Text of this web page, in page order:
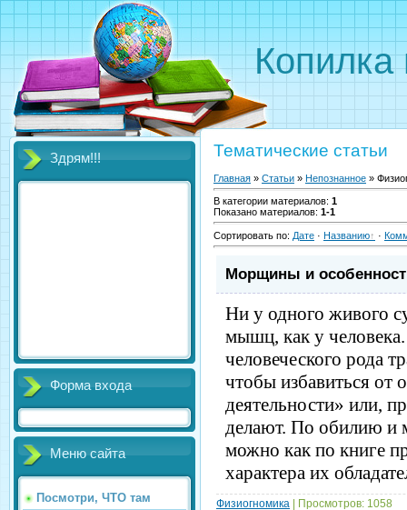
Копилка
Здрям!!!
Форма входа
Меню сайта
Посмотри, ЧТО там
Тематические статьи
Главная » Статьи » Непознанное »
В категории материалов: 1
Показано материалов: 1-1
Сортировать по: Дате · Названию ·
Морщины и
Ни у одного живого
мышц, как у
человеческого рода
чтобы избавиться от
деятельности» или,
делают. По обилию и
можно как по книге
характера их
Физиогномика | Просмотров: 1058